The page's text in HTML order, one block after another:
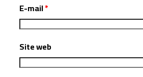
E-mail*
Site web